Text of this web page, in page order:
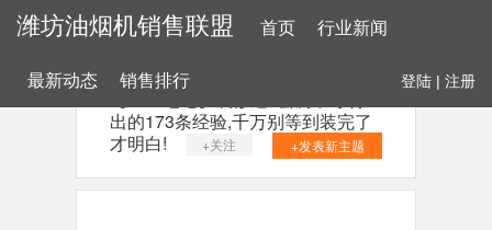
潍坊油烟机销售联盟 首页 行业新闻
最新动态 销售排行 登陆 | 注册
出的173条经验,千万别等到装完了
才明白!
+关注 +发表新主题